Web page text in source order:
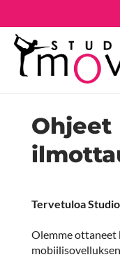
Ohjeet
Tervetuloa
Olemme ottaneet